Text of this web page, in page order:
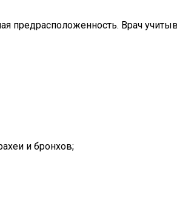
предрасположенность. Врач
и бронхов;